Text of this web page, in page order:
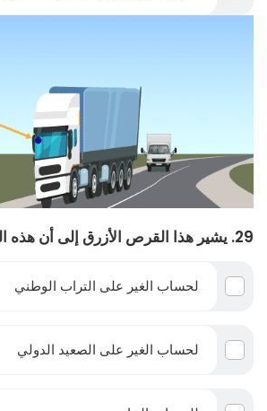
29. يشير هذا القرص الأزرق إلى أن هذه الشاحنة تنقل بضائع :
لحساب الغير على التراب الوطني
لحساب الغير على الصعيد الدولي